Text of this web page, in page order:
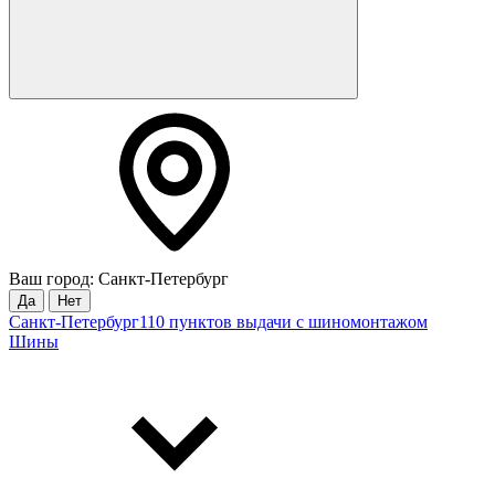
Ваш город: Санкт-Петербург
Да Нет
Санкт-Петербург110 пунктов выдачи с шиномонтажом
Шины